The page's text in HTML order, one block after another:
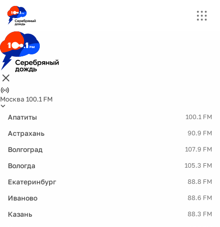
Москва 100.1 FM
Апатиты 100.1 FM
Астрахань 90.9 FM
Волгоград 107.9 FM
Вологда 105.3 FM
Екатеринбург 88.8 FM
Иваново 88.6 FM
Казань 88.3 FM